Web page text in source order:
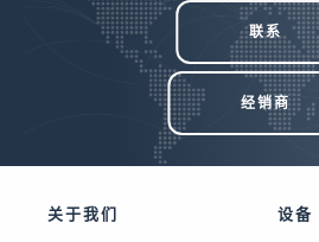
联系
经销商
关于我们 设备